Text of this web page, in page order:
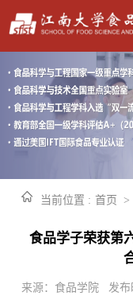
当前位置 : 首页 >
食品学子荣获第
来源：食品学院 发布